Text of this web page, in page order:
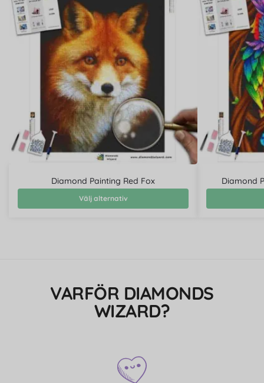
Diamond Painting Red Fox
Välj alternativ
Diamond
VARFÖR DIAMONDS
WIZARD?